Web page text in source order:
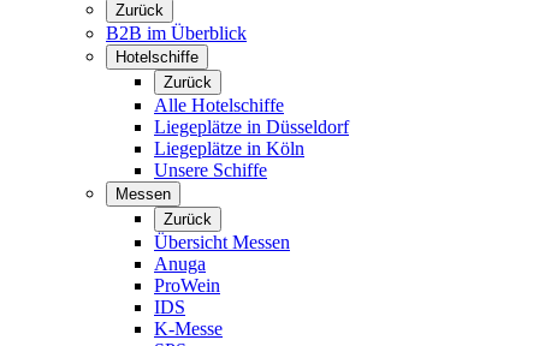
Zurück
B2B im Überblick
Hotelschiffe
Zurück
Alle Hotelschiffe
Liegeplätze in Düsseldorf
Liegeplätze in Köln
Unsere Schiffe
Messen
Zurück
Übersicht Messen
Anuga
ProWein
IDS
K-Messe